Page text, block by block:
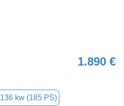
1.890 €
136 kw (185 PS)